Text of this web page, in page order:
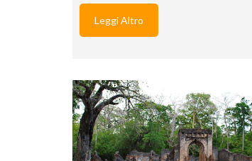
Leggi Altro